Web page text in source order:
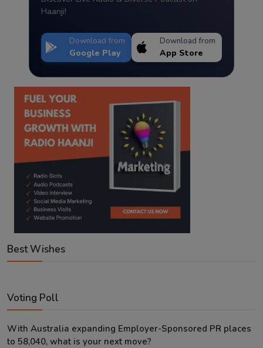
Haanji!
Download from
Google Play
Download from
App Store
Best Wishes
Voting Poll
With Australia expanding Employer-Sponsored PR places
to 58,040, what is your next move?